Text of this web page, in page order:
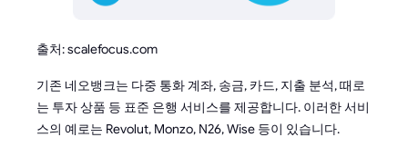
출처: scalefocus.com
기존 네오뱅크는 다중 통화 계좌, 송금, 카드, 지출 분석, 때로
는 투자 상품 등 표준 은행 서비스를 제공합니다. 이러한 서비
스의 예로는 Revolut, Monzo, N26, Wise 등이 있습니다.